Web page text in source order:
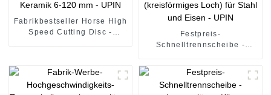
Fabrikbestseller Horse High
Speed ​​Cutting Disc -
Festpreis-
Schnelltrennscheibe -
Stahl und Eisen - UPIN